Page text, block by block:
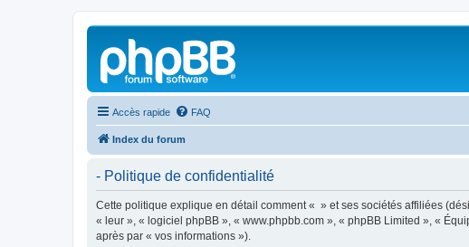
Accès rapide FAQ
Index du forum
- Politique de confidentialité
Cette politique explique en détail comment « » et ses sociétés affiliées
« leur », « logiciel phpBB », « www.phpbb.com », « phpBB Limited », «
après par « vos informations »).